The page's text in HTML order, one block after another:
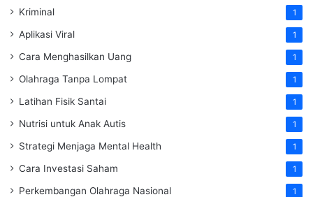
Kriminal 1
Aplikasi Viral 1
Cara Menghasilkan Uang 1
Olahraga Tanpa Lompat 1
Latihan Fisik Santai 1
Nutrisi untuk Anak Autis 1
Strategi Menjaga Mental Health 1
Cara Investasi Saham 1
Perkembangan Olahraga Nasional 1